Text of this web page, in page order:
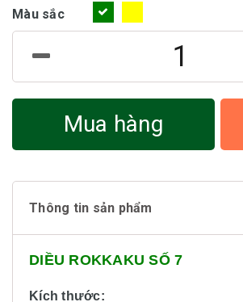
Màu sắc
Mua hàng
Thông tin sản phẩm
DIỀU ROKKAKU SỐ 7
Kích thước: